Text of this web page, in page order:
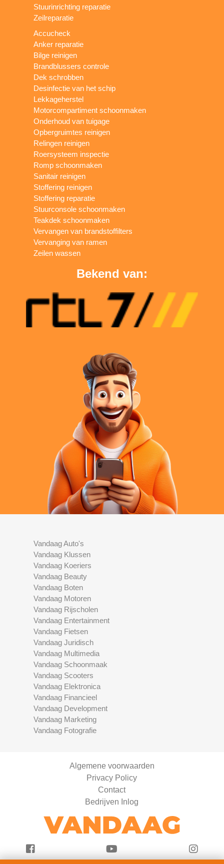
Stuurinrichting reparatie
Zeilreparatie
Accucheck
Anker reparatie
Bilge reinigen
Brandblussers controle
Dek schrobben
Desinfectie van het schip
Lekkageherstel
Motorcompartiment schoonmaken
Onderhoud van tuigage
Opbergruimtes reinigen
Relingen reinigen
Roersysteem inspectie
Romp schoonmaken
Sanitair reinigen
Stoffering reinigen
Stoffering reparatie
Stuurconsole schoonmaken
Teakdek schoonmaken
Vervangen van brandstoffilters
Vervanging van ramen
Zeilen wassen
Bekend van:
Vandaag Auto's
Vandaag Klussen
Vandaag Koeriers
Vandaag Beauty
Vandaag Boten
Vandaag Motoren
Vandaag Rijscholen
Vandaag Entertainment
Vandaag Fietsen
Vandaag Juridisch
Vandaag Multimedia
Vandaag Schoonmaak
Vandaag Scooters
Vandaag Elektronica
Vandaag Financieel
Vandaag Development
Vandaag Marketing
Vandaag Fotografie
Algemene voorwaarden
Privacy Policy
Contact
Bedrijven Inlog